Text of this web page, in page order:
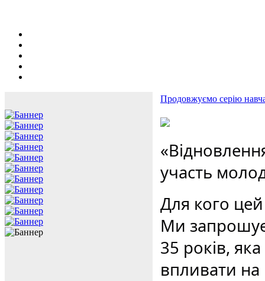
Продовжуємо серію
участь
Для кого цей
Ми
35 років,
впливати на